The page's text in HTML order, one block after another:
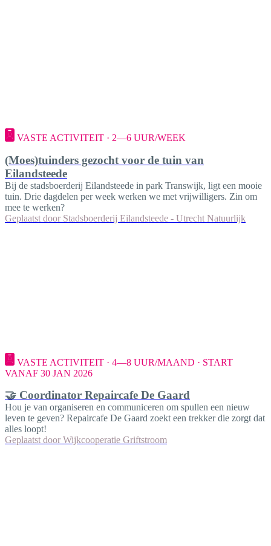
VASTE ACTIVITEIT · 2—6 UUR/WEEK
(Moes)tuinders gezocht voor de tuin van
Eilandsteede
Bij de stadsboerderij Eilandsteede in park Transwijk, ligt een mooie
tuin. Drie dagdelen per week werken we met vrijwilligers. Zin om
mee te werken?
Geplaatst door Stadsboerderij Eilandsteede - Utrecht Natuurlijk
VASTE ACTIVITEIT · 4—8 UUR/MAAND · START
VANAF 30 JAN 2026
🤝 Coordinator Repaircafe De Gaard
Hou je van organiseren en communiceren om spullen een nieuw
leven te geven? Repaircafe De Gaard zoekt een trekker die zorgt dat
alles loopt!
Geplaatst door Wijkcooperatie Griftstroom